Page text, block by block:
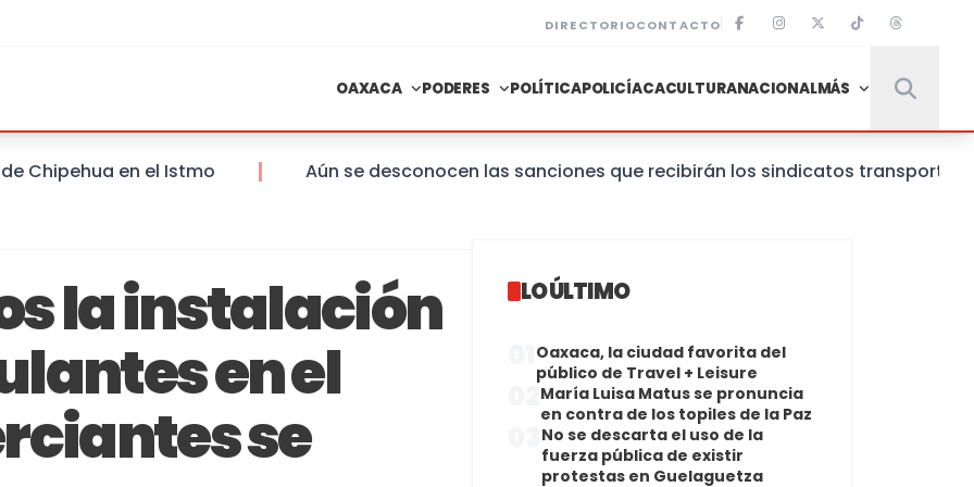
DIRECTORIOCONTACTO
OAXACA PODERES POLÍTICAPOLICÍACACULTURANACIONALMÁS
en el Istmo Aún se desconocen las sanciones que recibirán los sindicatos transportistas
la instalación
en el
se
LO ÚLTIMO
Oaxaca, la ciudad favorita del
público de Travel + Leisure
María Luisa Matus se pronuncia
en contra de los topiles de la Paz
No se descarta el uso de la
fuerza pública de existir
protestas en Guelaguetza